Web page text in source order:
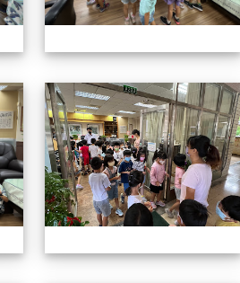
認識校長室活動